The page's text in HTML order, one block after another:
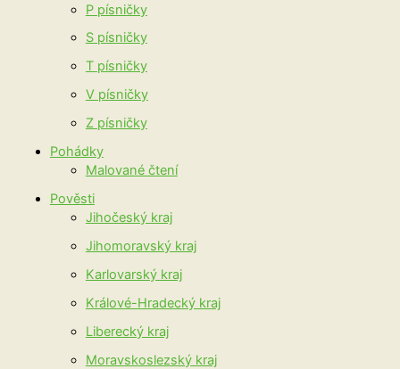
P písničky
S písničky
T písničky
V písničky
Z písničky
Pohádky
Malované čtení
Pověsti
Jihočeský kraj
Jihomoravský kraj
Karlovarský kraj
Králové-Hradecký kraj
Liberecký kraj
Moravskoslezský kraj